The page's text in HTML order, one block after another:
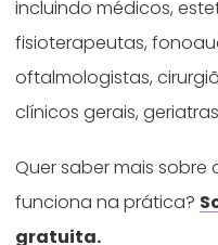
incluindo médicos,
fisioterapeutas,
oftalmologistas,
clínicos gerais,
Quer saber mais sobre
funciona na prática?
gratuita.